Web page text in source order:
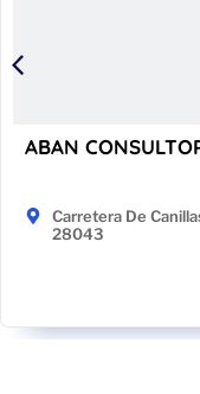
ABAN
Carretera De
28043